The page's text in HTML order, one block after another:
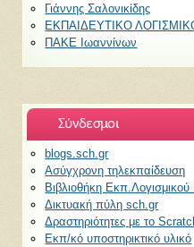
Γιάννης Σαλονικίδης
ΕΚΠΑΙΔΕΥΤΙΚΟ
ΠΑΚΕ Ιωαννίνων
Σύνδεσμοι
blogs.sch.gr
Ασύγχρονη τηλεκπαίδευση
Βιβλιοθήκη
Δικτυακή πύλη sch.gr
Δραστηριότητες με το
Εκπ/κό υποστηρικτικό υλικό